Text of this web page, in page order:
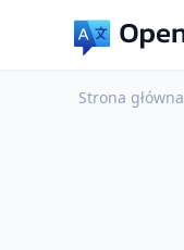
Strona główna